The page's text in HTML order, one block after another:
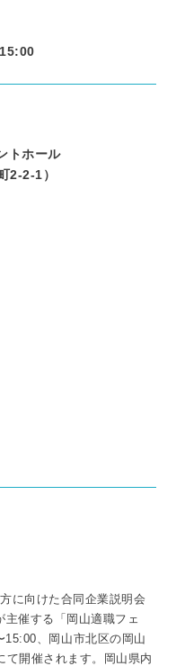
15:00
トホール
2-2-1）
に向けた合同企業説明会
催する「岡山適職フェ
、岡山市北区の岡山
て開催されます。岡山県内